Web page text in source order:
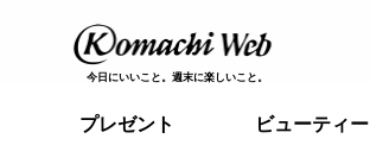
今日にいいこと。週末に楽しいこと。
プレゼント ビューティー